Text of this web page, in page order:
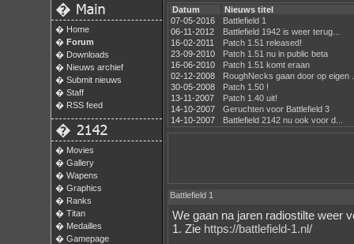
�
� Home
� Forum
� Downloads
� Nieuws archief
� Submit nieuws
� Staff
� RSS feed
�
� Movies
� Gallery
� Wapens
� Graphics
� Ranks
� Titan
� Medailles
� Gamepage
Datum
Nieuws titel
07-05-2016
Battlefield 1
06-11-2012
Battlefield 1942 is weer terug...
16-02-2011
Patch 1.51 released!
23-09-2010
Patch 1.51 nu in public beta
16-06-2010
Patch 1.51 komt eraan
02-12-2008
RoughNecks gaan door op eigen
30-05-2008
Patch 1.50 !
13-11-2007
Patch 1.40 uit!
14-10-2007
Geruchten voor Battlefield 3
14-10-2007
Battlefield 2142 nu ook voor d...
Battlefield 1
We gaan na jaren radiostilte weer
1. Zie https://battlefield-1.nl/